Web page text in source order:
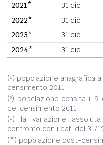
2021*
31 dic
2022*
31 dic
2023*
31 dic
2024*
31 dic
(¹) popolazione anagrafica
censimento 2011
(²) popolazione censita il
del censimento 2011
(³) la variazione
confronto con i dati del 31/
(*) popolazione post-